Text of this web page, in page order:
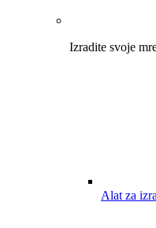
Izradite svoje
Alat za